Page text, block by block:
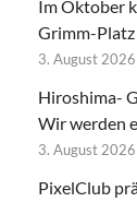
Im Oktober
Grimm-Platz
3. August 2026
Hiroshima-
Wir werden
3. August 2026
PixelClub